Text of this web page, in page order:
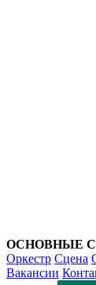
ОСНОВНЫЕ
Оркестр Сцена
Вакансии